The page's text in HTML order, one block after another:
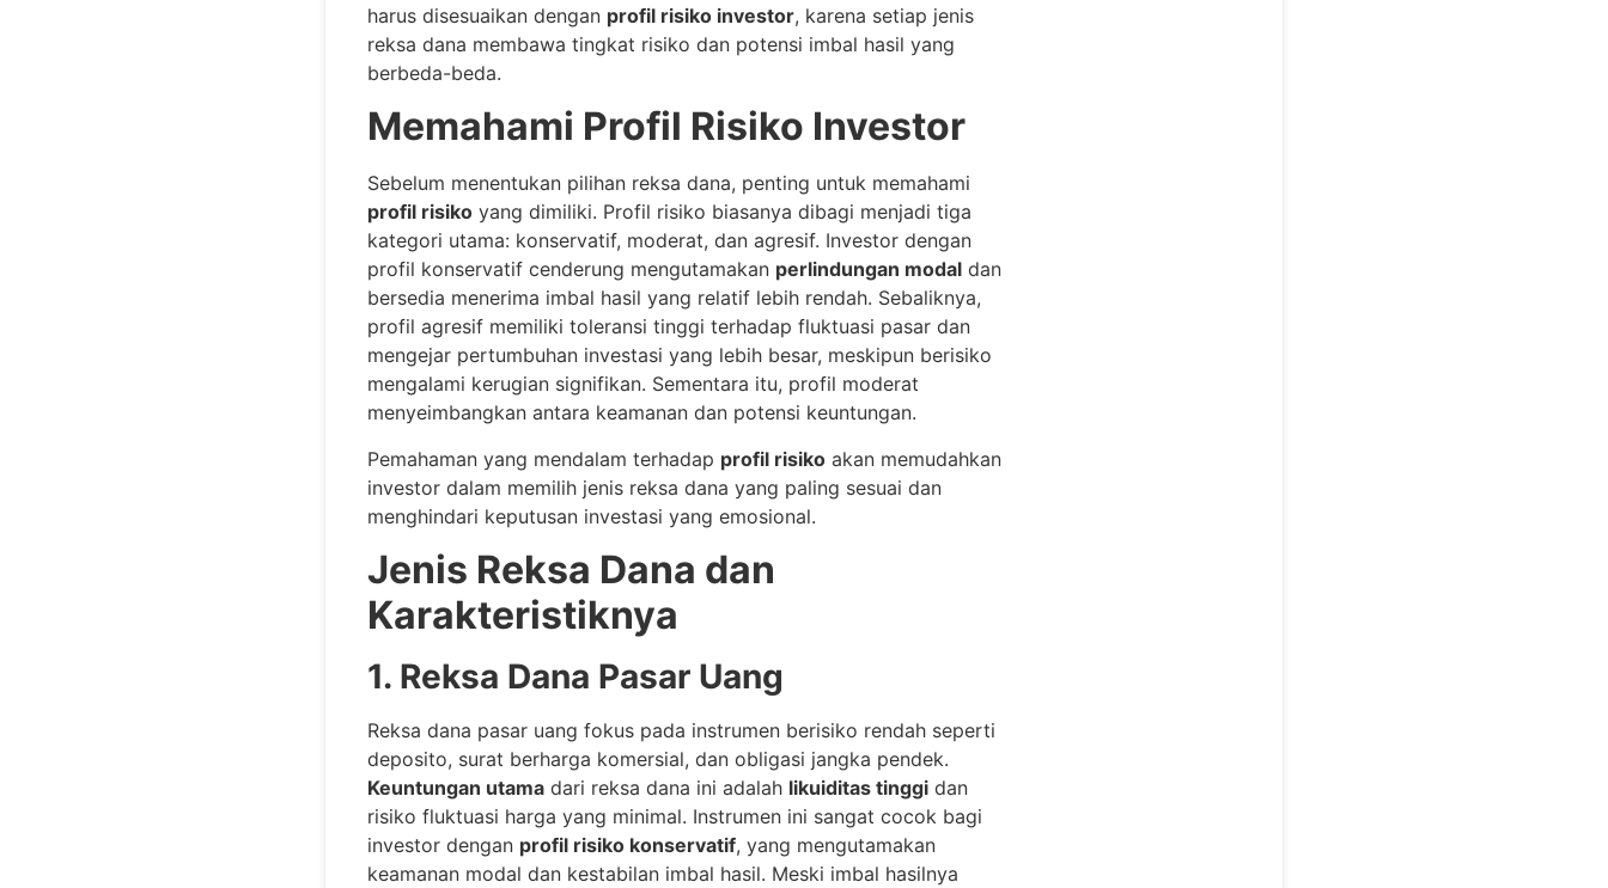
harus disesuaikan dengan profil risiko investor, karena setiap jenis
reksa dana membawa tingkat risiko dan potensi imbal hasil yang
berbeda-beda.
Memahami Profil Risiko Investor
Sebelum menentukan pilihan reksa dana, penting untuk memahami
profil risiko yang dimiliki. Profil risiko biasanya dibagi menjadi tiga
kategori utama: konservatif, moderat, dan agresif. Investor dengan
profil konservatif cenderung mengutamakan perlindungan modal dan
bersedia menerima imbal hasil yang relatif lebih rendah. Sebaliknya,
profil agresif memiliki toleransi tinggi terhadap fluktuasi pasar dan
mengejar pertumbuhan investasi yang lebih besar, meskipun berisiko
mengalami kerugian signifikan. Sementara itu, profil moderat
menyeimbangkan antara keamanan dan potensi keuntungan.
Pemahaman yang mendalam terhadap profil risiko akan memudahkan
investor dalam memilih jenis reksa dana yang paling sesuai dan
menghindari keputusan investasi yang emosional.
Jenis Reksa Dana dan
Karakteristiknya
1. Reksa Dana Pasar Uang
Reksa dana pasar uang fokus pada instrumen berisiko rendah seperti
deposito, surat berharga komersial, dan obligasi jangka pendek.
Keuntungan utama dari reksa dana ini adalah likuiditas tinggi dan
risiko fluktuasi harga yang minimal. Instrumen ini sangat cocok bagi
investor dengan profil risiko konservatif, yang mengutamakan
keamanan modal dan kestabilan imbal hasil. Meski imbal hasilnya